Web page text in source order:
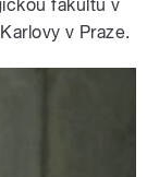
fakultu v
v Praze.